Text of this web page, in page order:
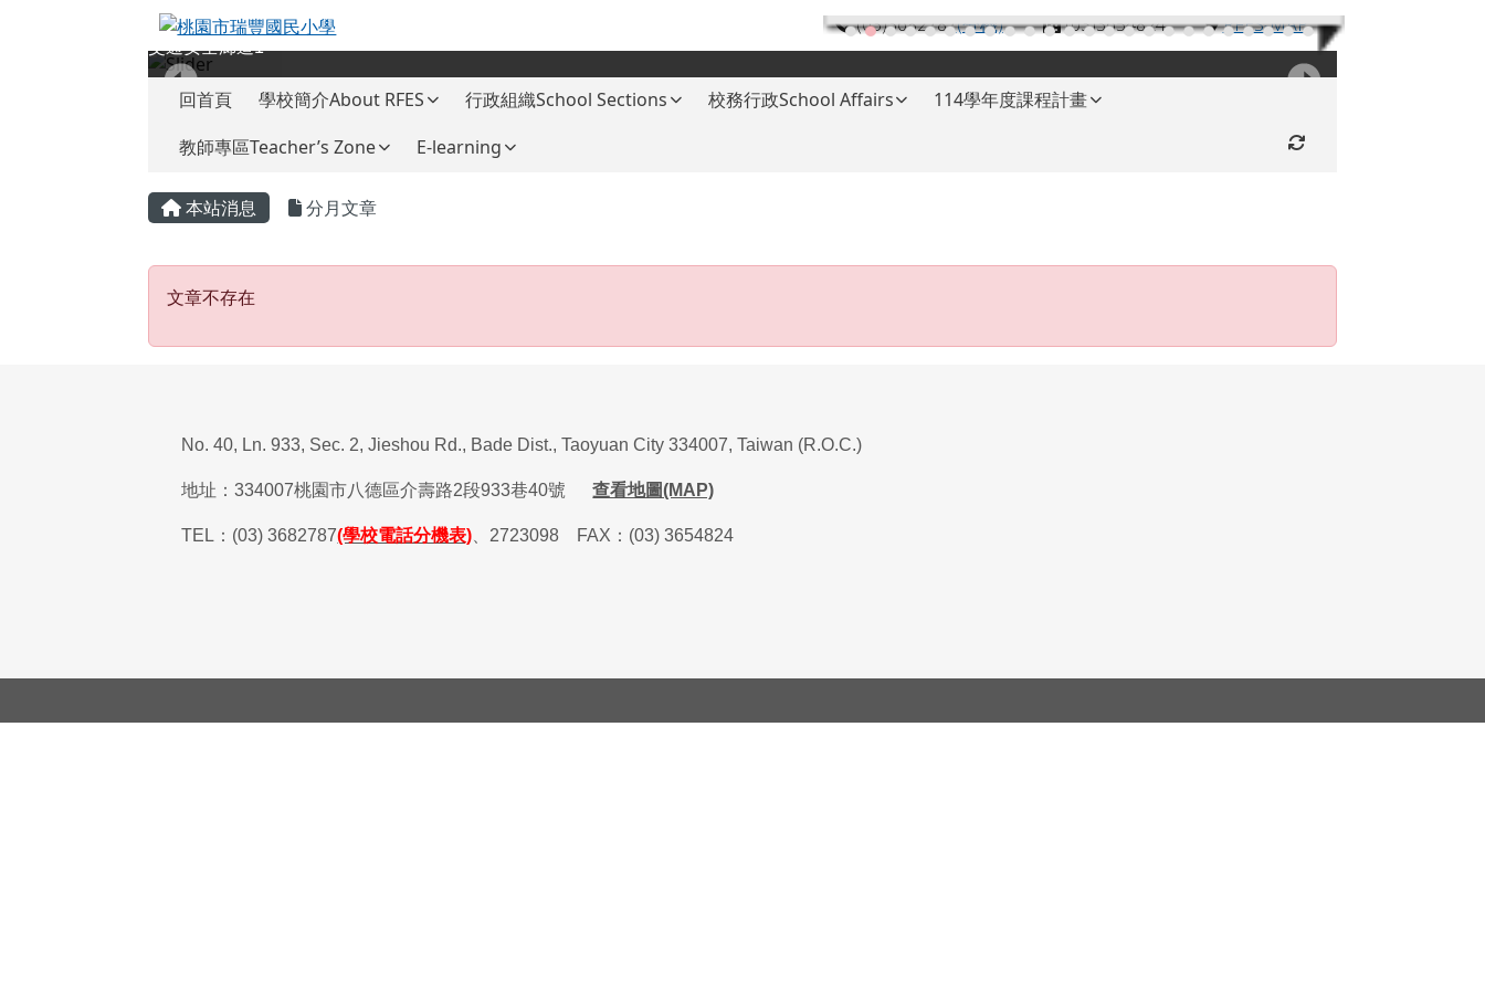
桃園市瑞豐國民小學 (03)3682787(分機) (03)3654824 RFES-MAP
交通安全廊道1
回首頁 學校簡介About RFES 行政組織School Sections 校務行政School Affairs
114學年度課程計畫
教師專區Teacher’s Zone
E-learning 重新取得佈景設定
主內容區域
本站消息 分月文章
文章不存在
文章不存在
No. 40, Ln. 933, Sec. 2, Jieshou Rd., Bade Dist., Taoyuan City 334007, Taiwan (R.O.C.)
地址：334007桃園市八德區介壽路2段933巷40號 查看地圖(MAP)
TEL ： (03) 3682787(學校電話分機表) 2723098 FAX ： (03) 3654824